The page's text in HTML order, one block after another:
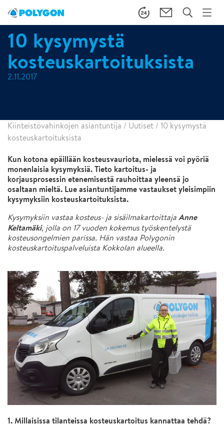
10 kysymystä
kosteuskartoituksista
2.11.2017
Kiinteistövahinkojen asiantuntija / Uutiset / 10 kysymystä
kosteuskartoituksista
Kun kotona epäillään kosteusvauriota, mielessä voi pyöriä
monenlaisia kysymyksiä. Tieto kartoitus- ja
korjausprosessin etenemisestä rauhoittaa yleensä jo
osaltaan mieltä. Lue asiantuntijamme vastaukset yleisimpiin
kysymyksiin kosteuskartoituksista.
Kysymyksiin vastaa kosteus- ja sisäilmakartoittajaAnne
Keltamäki, jolla on 17 vuoden kokemus työskentelystä
kosteusongelmien parissa. Hän vastaa Polygonin
kosteuskartoituspalveluista Kokkolan alueella.
1. Millaisissa tilanteissa kosteuskartoitus kannattaa tehdä?